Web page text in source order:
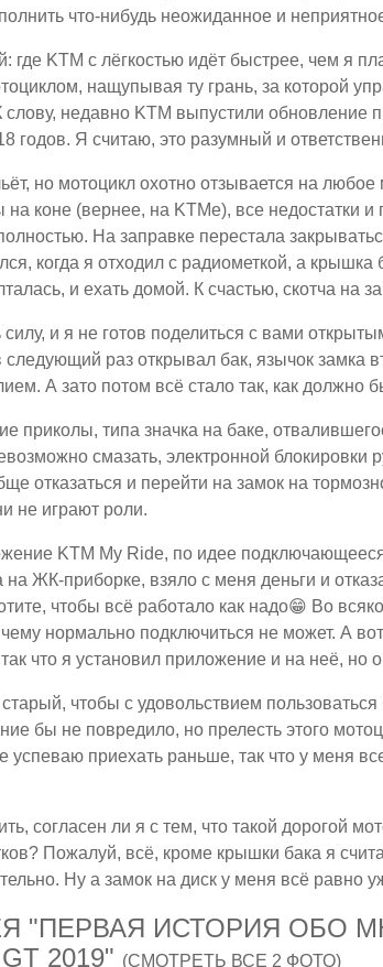
что-нибудь неожиданное и
где KTM с лёгкостью идёт быстрее, чем я
нащупывая ту грань, за которой
слову, недавно KTM выпустили обновление
годов. Я считаю, это разумный и
но мотоцикл охотно отзывается на
на коне (вернее, на KTMе), все недостатки
На заправке перестала
когда я отходил с радиометкой, а
и ехать домой. К счастью, скотча на
и я не готов поделиться с вами
следующий раз открывал бак, язычок замка
А зато потом всё стало так, как должно
приколы, типа значка на баке,
смазать, электронной
отказаться и перейти на замок на
не играют роли.
KTM My Ride, по идее
на ЖК-приборке, взяло с меня деньги и
чтобы всё работало как надо😁 Во
нормально подключиться не может. А
что я установил приложение и на неё, но
чтобы с удовольствием
бы не повредило, но прелесть этого
успеваю приехать раньше, так что у меня
согласен ли я с тем, что такой дорогой
Пожалуй, всё, кроме крышки бака я
Ну а замок на диск у меня всё равно
"ПЕРВАЯ ИСТОРИЯ ОБО
2019" (СМОТРЕТЬ ВСЕ 2 ФОТО)